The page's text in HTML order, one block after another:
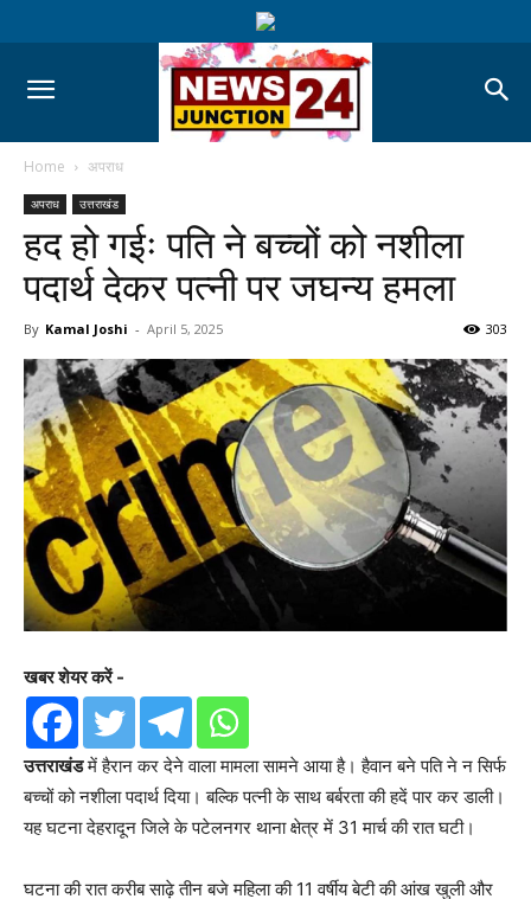
Home अपराध
अपराध उत्तराखंड
हद हो गईः पति ने बच्चों को नशीला
पदार्थ देकर पत्नी पर जघन्य हमला
By Kamal Joshi - April 5, 2025 303
खबर शेयर करें -
उत्तराखंडमें हैरान कर देने वाला मामला सामने आया है। हैवान बने पति ने न सिर्फ
बच्चों को नशीला पदार्थ दिया। बल्कि पत्नी के साथ बर्बरता की हदें पार कर डाली।
यह घटना देहरादून जिले के पटेलनगर थाना क्षेत्र में 31 मार्च की रात घटी।
घटना की रात करीब साढ़े तीन बजे महिला की 11 वर्षीय बेटी की आंख खुली और